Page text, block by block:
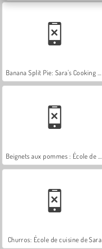
Churros: École de cuisine de Sara